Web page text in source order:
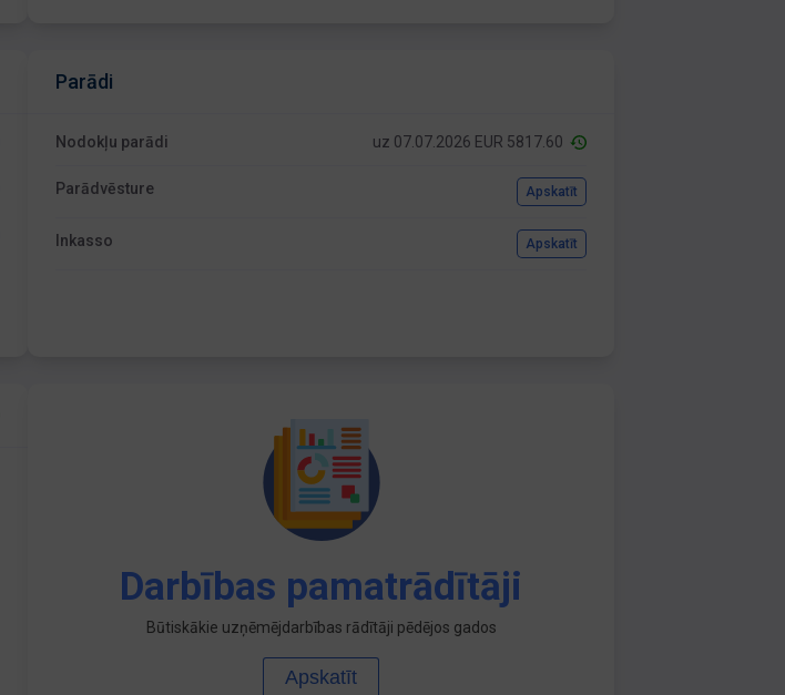
Parādi
Nodokļu parādi uz 07.07.2026 EUR 5817.60
Parādvēsture Apskatīt
Inkasso Apskatīt
Darbības pamatrādītāji
Būtiskākie uzņēmējdarbības rādītāji pēdējos gados
Apskatīt